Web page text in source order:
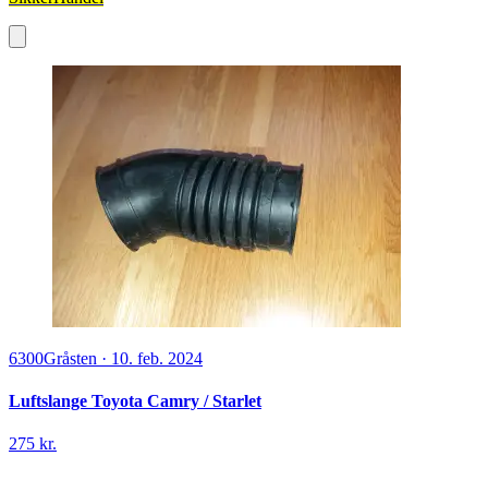
Jxstudio T-shirt
159,95 kr.
På lager